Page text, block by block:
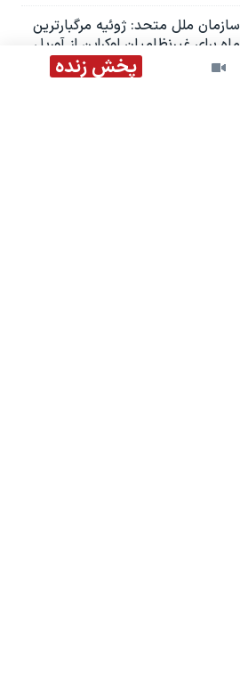
پخش زنده
سازمان ملل متحد: ژوئیه مرگبارترین
ماه برای غیرنظامیان اوکراین از آوریل
۲۰۲۲ بود